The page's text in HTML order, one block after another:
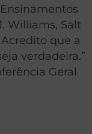
Williams, Salt
Acredito que a
verdadeira.”
Geral